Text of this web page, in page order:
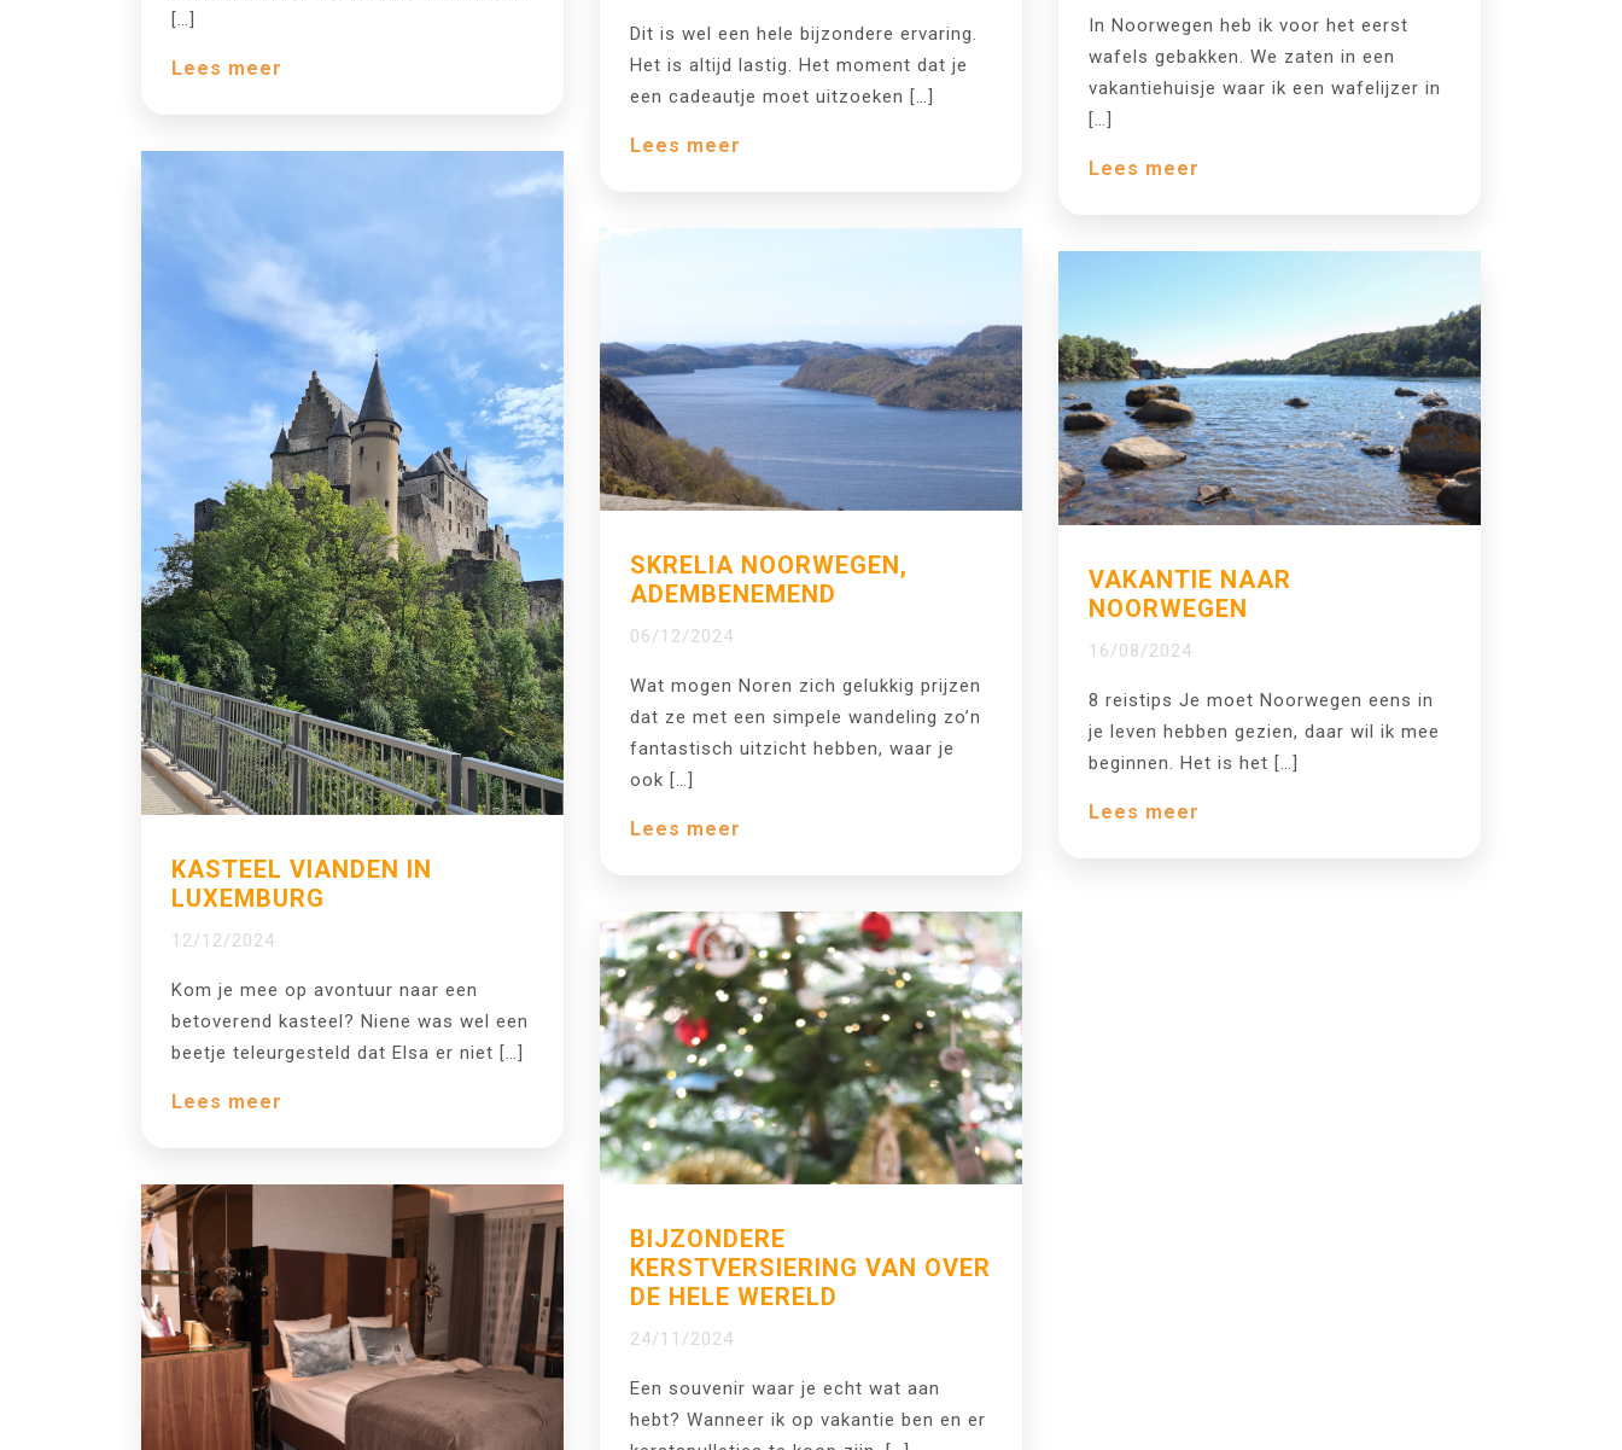
[…]
Lees meer
Dit is wel een hele bijzondere ervaring.
Het is altijd lastig. Het moment dat je
een cadeautje moet uitzoeken […]
Lees meer
KASTEEL VIANDEN IN
LUXEMBURG
12/12/2024
Kom je mee op avontuur naar een
betoverend kasteel? Niene was wel een
beetje teleurgesteld dat Elsa er niet […]
Lees meer
SKRELIA NOORWEGEN,
ADEMBENEMEND
06/12/2024
Wat mogen Noren zich gelukkig prijzen
dat ze met een simpele wandeling zo’n
fantastisch uitzicht hebben, waar je
ook […]
Lees meer
In Noorwegen heb ik voor het eerst
wafels gebakken. We zaten in een
vakantiehuisje waar ik een wafelijzer in
[…]
Lees meer
BIJZONDERE
KERSTVERSIERING VAN OVER
DE HELE WERELD
24/11/2024
Een souvenir waar je echt wat aan
hebt? Wanneer ik op vakantie ben en er
VAKANTIE NAAR
NOORWEGEN
16/08/2024
8 reistips Je moet Noorwegen eens in
je leven hebben gezien, daar wil ik mee
beginnen. Het is het […]
Lees meer